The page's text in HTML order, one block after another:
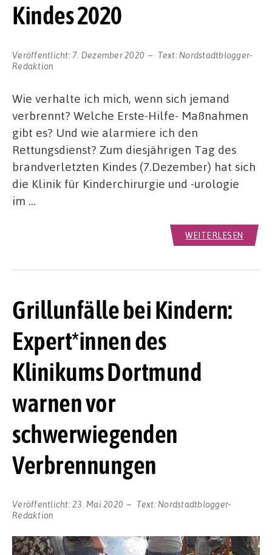
Kindes 2020
Veröffentlicht: 7. Dezember 2020 Text: Nordstadtblogger-
Redaktion
Wie verhalte ich mich, wenn sich jemand
verbrennt? Welche Erste-Hilfe- Maßnahmen
gibt es? Und wie alarmiere ich den
Rettungsdienst? Zum diesjährigen Tag des
brandverletzten Kindes (7.Dezember) hat sich
die Klinik für Kinderchirurgie und -urologie
im …
WEITERLESEN
Grillunfälle bei Kindern:
Expert*innen des
Klinikums Dortmund
warnen vor
schwerwiegenden
Verbrennungen
Veröffentlicht:23. Mai 2020 Text: Nordstadtblogger-
Redaktion